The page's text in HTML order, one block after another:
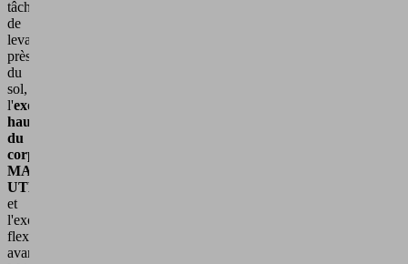
tâches
de
levage
près
du
sol,
l'exosquelette
haut
du
corps
MATE
UTB
et
l'exosquelette
flexion
avant